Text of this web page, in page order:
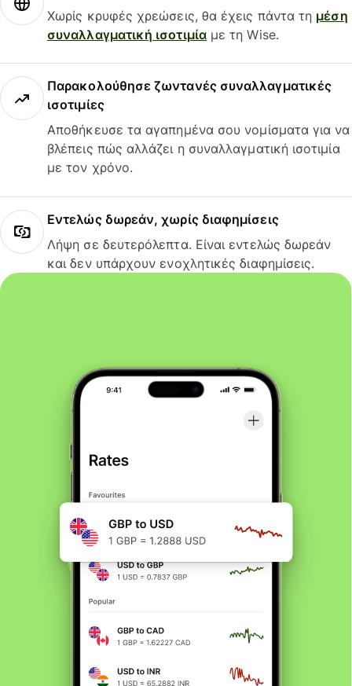
Χωρίς κρυφές χρεώσεις, θα έχεις πάντα τη μέση
συναλλαγματική ισοτιμίαμε τη Wise.
Παρακολούθησε ζωντανές συναλλαγματικές
ισοτιμίες
Αποθήκευσε τα αγαπημένα σου νομίσματα για να
βλέπεις πώς αλλάζει η συναλλαγματική ισοτιμία
με τον χρόνο.
Εντελώς δωρεάν, χωρίς διαφημίσεις
Λήψη σε δευτερόλεπτα. Είναι εντελώς δωρεάν
και δεν υπάρχουν ενοχλητικές διαφημίσεις.